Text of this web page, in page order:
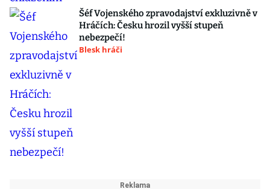
Šéf Vojenského zpravodajství exkluzivně v
Hráčích: Česku hrozil vyšší stupeň
nebezpečí!
Blesk hráči